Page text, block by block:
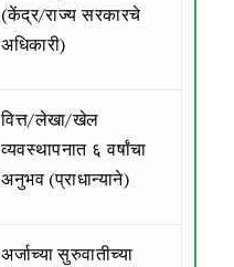
(केंद्र/राज्य सरकारचे
अधिकारी)
वित्त/लेखा/खेल
व्यवस्थापनात ६ वर्षांचा
अनुभव (प्राधान्याने)
अर्जाच्या सुरुवातीच्या